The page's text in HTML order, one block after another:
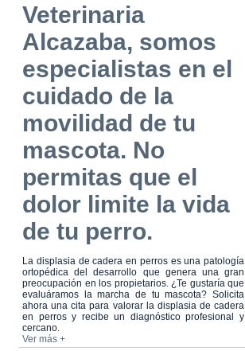
Veterinaria
Alcazaba, somos
especialistas en el
cuidado de la
movilidad de tu
mascota. No
permitas que el
dolor limite la vida
de tu perro.
La displasia de cadera en perros es una patología
ortopédica del desarrollo que genera una gran
preocupación en los propietarios. ¿Te gustaría que
evaluáramos la marcha de tu mascota? Solicita
ahora una cita para valorar la displasia de cadera
en perros y recibe un diagnóstico profesional y
cercano.
Ver más +